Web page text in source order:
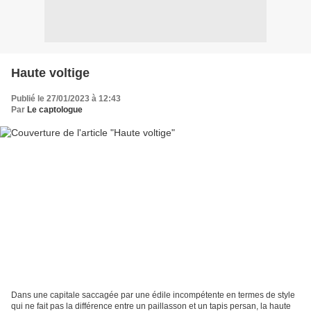
Haute voltige
Publié le 27/01/2023 à 12:43
Par Le captologue
Dans une capitale saccagée par une édile incompétente en termes de style
qui ne fait pas la différence entre un paillasson et un tapis persan, la haute